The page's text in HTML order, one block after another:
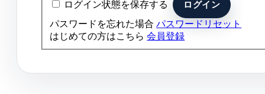
ログイン状態を保存する
パスワードを忘れた場合パスワードリセット
はじめての方はこちら会員登録